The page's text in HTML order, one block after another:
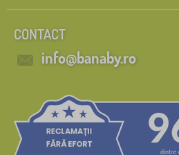
CONTACT
info@banaby.ro